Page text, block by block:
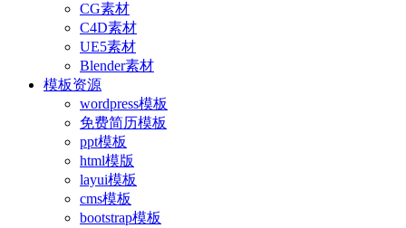
CG素材
C4D素材
UE5素材
Blender素材
模板资源
wordpress模板
免费简历模板
ppt模板
html模版
layui模板
cms模板
bootstrap模板